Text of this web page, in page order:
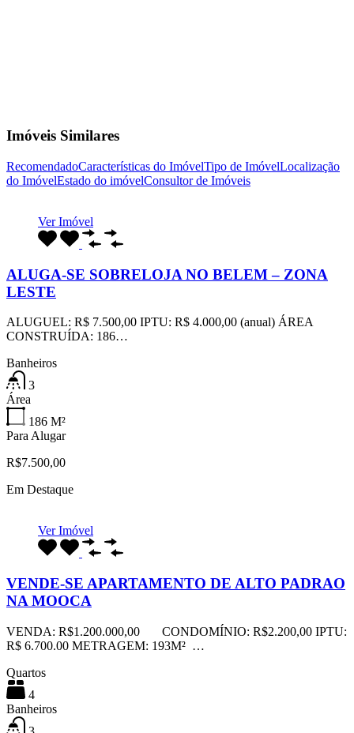
Imóveis Similares
RecomendadoCaracterísticas do ImóvelTipo de ImóvelLocalização
do ImóvelEstado do imóvelConsultor de Imóveis
Ver Imóvel
ALUGA-SE SOBRELOJA NO BELEM – ZONA
LESTE
ALUGUEL: R$ 7.500,00 IPTU: R$ 4.000,00 (anual) ÁREA
CONSTRUÍDA: 186…
Banheiros
3
Área
186 M²
Para Alugar
R$7.500,00
Em Destaque
Ver Imóvel
VENDE-SE APARTAMENTO DE ALTO PADRAO
NA MOOCA
VENDA: R$1.200.000,00 CONDOMÍNIO: R$2.200,00 IPTU:
R$ 6.700.00 METRAGEM: 193M² …
Quartos
4
Banheiros